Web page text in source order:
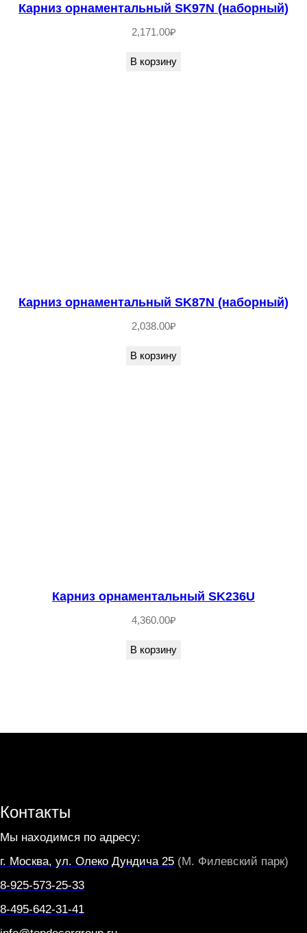
Карниз орнаментальный SK97N (наборный)
2,171.00₽
В корзину
Карниз орнаментальный SK87N (наборный)
2,038.00₽
В корзину
Карниз орнаментальный SK236U
4,360.00₽
В корзину
Контакты
Мы находимся по адресу:
г. Москва, ул. Олеко Дундича 25 (М. Филевский парк)
8-925-573-25-33
8-495-642-31-41